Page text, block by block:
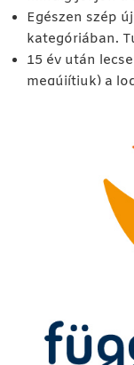
Egészen szép új
kategóriában.
15 év után
megújítjuk) a